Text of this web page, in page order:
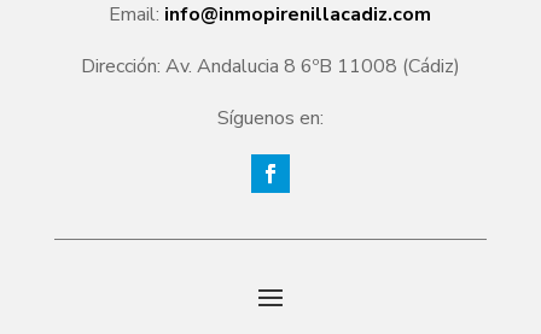
Email: info@inmopirenillacadiz.com
Dirección: Av. Andalucia 8 6ºB 11008 (Cádiz)
Síguenos en: